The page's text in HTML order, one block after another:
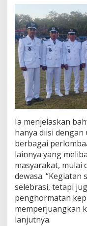
a
n
H
U
T
R
I
k
e
-
7
9
d
i
L
a
p
a
n
g
n
M
o
Ia menjelaskan
hanya diisi
berbagai
lainnya yang
masyarakat, mulai
dewasa.
selebrasi, tetapi
penghormatan
memperjuangkan
lanjutnya.